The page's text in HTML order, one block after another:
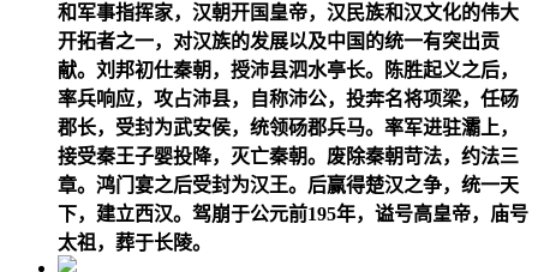
和军事指挥家，汉朝开国皇帝，汉民族和汉文化的伟大
开拓者之一，对汉族的发展以及中国的统一有突出贡
献。刘邦初仕秦朝，授沛县泗水亭长。陈胜起义之后，
率兵响应，攻占沛县，自称沛公，投奔名将项梁，任砀
郡长，受封为武安侯，统领砀郡兵马。率军进驻灞上，
接受秦王子婴投降，灭亡秦朝。废除秦朝苛法，约法三
章。鸿门宴之后受封为汉王。后赢得楚汉之争，统一天
下，建立西汉。驾崩于公元前195年，谥号高皇帝，庙号
太祖，葬于长陵。